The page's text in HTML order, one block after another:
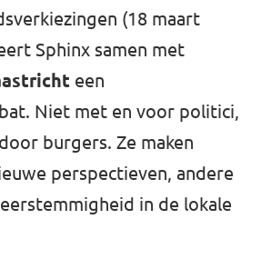
(18 maart
Sphinx samen met
een
Niet met en voor politici,
burgers. Ze maken
perspectieven, andere
in de lokale